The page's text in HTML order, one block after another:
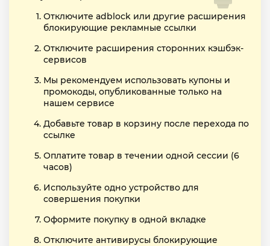
Отключите adblock или другие расширения
блокирующие рекламные ссылки
Отключите расширения сторонних кэшбэк-
сервисов
Мы рекомендуем использовать купоны и
промокоды, опубликованные только на
нашем сервисе
Добавьте товар в корзину после перехода по
ссылке
Оплатите товар в течении одной сессии (6
часов)
Используйте одно устройство для
совершения покупки
Оформите покупку в одной вкладке
Отключите антивирусы блокирующие